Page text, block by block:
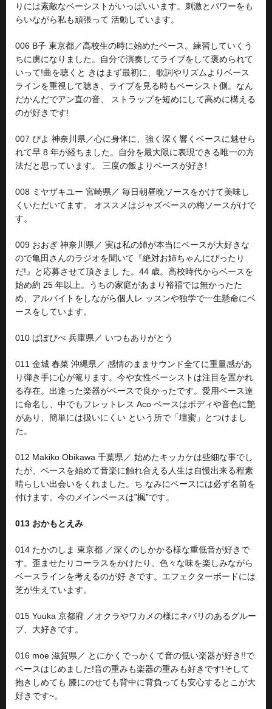
りには素敵なベーシストがいっぱいいます。刺激とパワーをも
らいながら私も頑張って 活動しています。
006 B子 東京都／高校生の時に始めたベース。練習していくう
ちに虜になりました。自分で演奏してライブをして褒められて
いって!曲を聴くと きはまず最初に、歌詞やリズムよりベース
ラインを重視して聴き、ライブを見る時もベーシスト側。なん
だかんだでアン直の音、 ストラップを短めにして高めに構える
のが好きです!
007 ぴよ 神奈川県／心に身体に、強く深く響くベースに魅せら
れて早 8 年が経ちました。自分を最大限に表現できる唯一の方
法だと思っています。 三度の飯よりベースが好き!
008 ミヤザキユー 宮崎県／ 毎日朝昼晩ソースをかけて美味し
くいただいてます。 オススメはジャズベースの梅ソースがけで
す。
009 おおぎ 神奈川県／ 実は私の姉が本当にベースが大好きな
ので亀田さんのラジオを聞いて『絶対お姉ちゃんにぴったり
だ!』と応募させて頂きまし た。44 歳。高校時代からベースを
始め約 25 年以上。うちの家庭があまり裕福では無かったた
め、アルバイトをしながら個人レ ッスンや独学で一生懸命にベ
ースをしています。
010 ぱぽぴぺ 兵庫県／ いつもありがとう
011 金城 春菜 沖縄県／ 感情のままサウンド全てに重量感があ
り弾き手に心が篭ります。今や女性ベーシストは注目を置かれ
る存在。出逢った楽器がベースで良かったです。愛用ベース達
に命名し、中でもフレットレス Aco ベースはボディや音色に艶
があり、簡単には扱いにくい という所で「壇蜜」とつけまし
た。
012 Makiko Obikawa 千葉県／ 始めたキッカケは些細な事でし
たが、ベースを始めて音楽に触れ合える人生は自慢出来る程素
晴らしい出会いをくれました。ち なみにベースには必ず名前を
付けます。今のメインベースは”楓”です。
013 おかもとえみ
014 たかのしま 東京都 ／深くのしかかる様な重低音が好きで
す。歪ませたりコーラスをかけたり、色々な味を楽しみながら
ベースラインを考えるのが好 きです。エフェクターボードには
芝が生えています。
015 Yuuka 京都府 ／オクラやワカメの様にネバリのあるグルー
ブ、大好きです。
016 moe 滋賀県／ とにかくでっかくて音の低い楽器が好き!!で
ベースはじめました!音の重みも楽器の重みも好きです!そして
抱きしめても 膝にのせても背中に背負っても安心するとこが大
好きです~。